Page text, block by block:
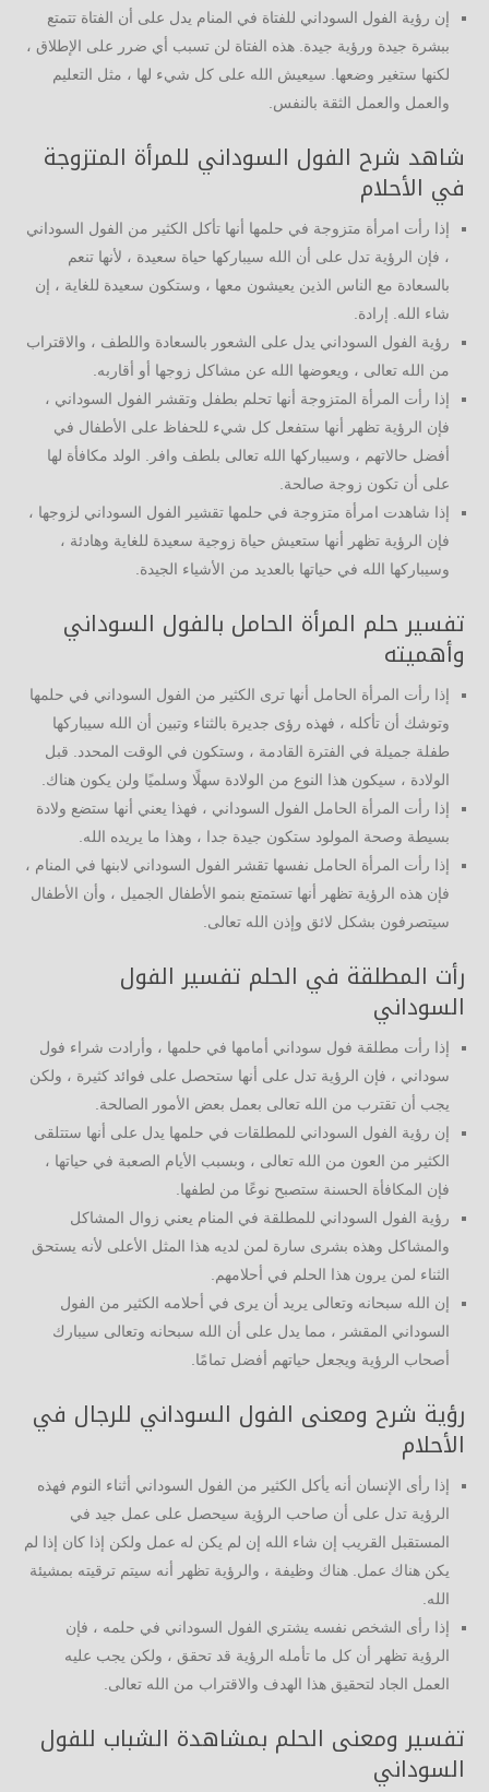
إن رؤية الفول السوداني للفتاة في المنام يدل على أن الفتاة تتمتع
ببشرة جيدة ورؤية جيدة. هذه الفتاة لن تسبب أي ضرر على الإطلاق ،
لكنها ستغير وضعها. سيعيش الله على كل شيء لها ، مثل التعليم
والعمل والعمل الثقة بالنفس.
شاهد شرح الفول السوداني للمرأة المتزوجة
في الأحلام
إذا رأت امرأة متزوجة في حلمها أنها تأكل الكثير من الفول السوداني
، فإن الرؤية تدل على أن الله سيباركها حياة سعيدة ، لأنها تنعم
بالسعادة مع الناس الذين يعيشون معها ، وستكون سعيدة للغاية ، إن
شاء الله. إرادة.
رؤية الفول السوداني يدل على الشعور بالسعادة واللطف ، والاقتراب
من الله تعالى ، ويعوضها الله عن مشاكل زوجها أو أقاربه.
إذا رأت المرأة المتزوجة أنها تحلم بطفل وتقشر الفول السوداني ،
فإن الرؤية تظهر أنها ستفعل كل شيء للحفاظ على الأطفال في
أفضل حالاتهم ، وسيباركها الله تعالى بلطف وافر. الولد مكافأة لها
على أن تكون زوجة صالحة.
إذا شاهدت امرأة متزوجة في حلمها تقشير الفول السوداني لزوجها ،
فإن الرؤية تظهر أنها ستعيش حياة زوجية سعيدة للغاية وهادئة ،
وسيباركها الله في حياتها بالعديد من الأشياء الجيدة.
تفسير حلم المرأة الحامل بالفول السوداني
وأهميته
إذا رأت المرأة الحامل أنها ترى الكثير من الفول السوداني في حلمها
وتوشك أن تأكله ، فهذه رؤى جديرة بالثناء وتبين أن الله سيباركها
طفلة جميلة في الفترة القادمة ، وستكون في الوقت المحدد. قبل
الولادة ، سيكون هذا النوع من الولادة سهلًا وسلميًا ولن يكون هناك.
إذا رأت المرأة الحامل الفول السوداني ، فهذا يعني أنها ستضع ولادة
بسيطة وصحة المولود ستكون جيدة جدا ، وهذا ما يريده الله.
إذا رأت المرأة الحامل نفسها تقشر الفول السوداني لابنها في المنام ،
فإن هذه الرؤية تظهر أنها تستمتع بنمو الأطفال الجميل ، وأن الأطفال
سيتصرفون بشكل لائق وإذن الله تعالى.
رأت المطلقة في الحلم تفسير الفول
السوداني
إذا رأت مطلقة فول سوداني أمامها في حلمها ، وأرادت شراء فول
سوداني ، فإن الرؤية تدل على أنها ستحصل على فوائد كثيرة ، ولكن
يجب أن تقترب من الله تعالى بعمل بعض الأمور الصالحة.
إن رؤية الفول السوداني للمطلقات في حلمها يدل على أنها ستتلقى
الكثير من العون من الله تعالى ، وبسبب الأيام الصعبة في حياتها ،
فإن المكافأة الحسنة ستصبح نوعًا من لطفها.
رؤية الفول السوداني للمطلقة في المنام يعني زوال المشاكل
والمشاكل وهذه بشرى سارة لمن لديه هذا المثل الأعلى لأنه يستحق
الثناء لمن يرون هذا الحلم في أحلامهم.
إن الله سبحانه وتعالى يريد أن يرى في أحلامه الكثير من الفول
السوداني المقشر ، مما يدل على أن الله سبحانه وتعالى سيبارك
أصحاب الرؤية ويجعل حياتهم أفضل تمامًا.
رؤية شرح ومعنى الفول السوداني للرجال في
الأحلام
إذا رأى الإنسان أنه يأكل الكثير من الفول السوداني أثناء النوم فهذه
الرؤية تدل على أن صاحب الرؤية سيحصل على عمل جيد في
المستقبل القريب إن شاء الله إن لم يكن له عمل ولكن إذا كان إذا لم
يكن هناك عمل. هناك وظيفة ، والرؤية تظهر أنه سيتم ترقيته بمشيئة
الله.
إذا رأى الشخص نفسه يشتري الفول السوداني في حلمه ، فإن
الرؤية تظهر أن كل ما تأمله الرؤية قد تحقق ، ولكن يجب عليه
العمل الجاد لتحقيق هذا الهدف والاقتراب من الله تعالى.
تفسير ومعنى الحلم بمشاهدة الشباب للفول
السوداني